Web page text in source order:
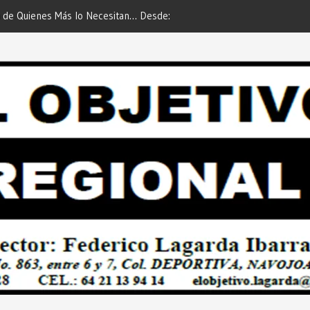
de Quienes Más lo Necesitan… Desde:
Regional”.
AUTOMÓVIL DODGE
Regional”.